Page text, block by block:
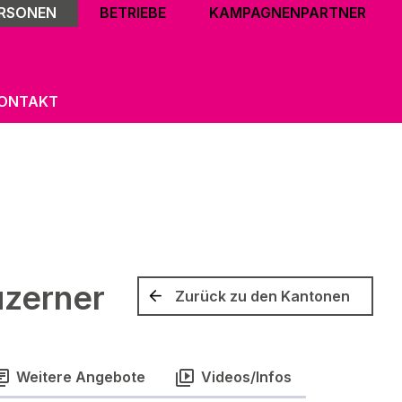
BETRIEBE KAMPAGNENPARTNER
Zurück zu den Kantonen
Weitere Angebote Videos/Infos